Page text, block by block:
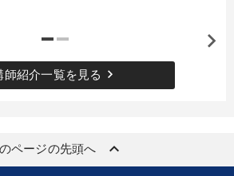
更新する
タイトル）からお探しいただけます
繁盛 推薦 リーダーシップ
師紹介一覧を見る keyboard_arrow_right
ページの先頭へ keyboard_arrow_up